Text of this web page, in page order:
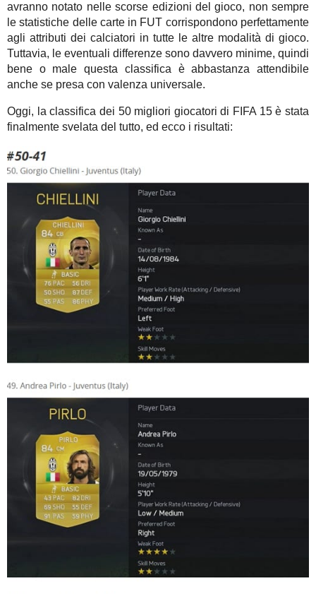
avranno notato nelle scorse edizioni del gioco, non sempre
le statistiche delle carte in FUT corrispondono perfettamente
agli attributi dei calciatori in tutte le altre modalità di gioco.
Tuttavia, le eventuali differenze sono davvero minime, quindi
bene o male questa classifica è abbastanza attendibile
anche se presa con valenza universale.
Oggi, la classifica dei 50 migliori giocatori di FIFA 15 è stata
finalmente svelata del tutto, ed ecco i risultati: